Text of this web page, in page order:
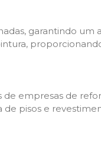
garantindo um
de empresas de
pisos e